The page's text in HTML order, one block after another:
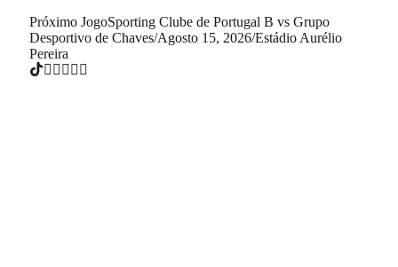
Próximo JogoSporting Clube de Portugal B vs Grupo
Desportivo de Chaves/Agosto 15, 2026/Estádio Aurélio
Pereira